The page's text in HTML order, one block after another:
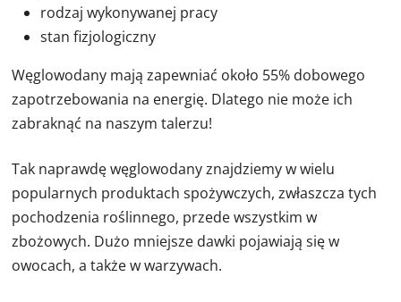
rodzaj wykonywanej pracy
stan fizjologiczny
Węglowodany mają zapewniać około 55% dobowego
zapotrzebowania na energię. Dlatego nie może ich
zabraknąć na naszym talerzu!
Tak naprawdę węglowodany znajdziemy w wielu
popularnych produktach spożywczych, zwłaszcza tych
pochodzenia roślinnego, przede wszystkim w
zbożowych. Dużo mniejsze dawki pojawiają się w
owocach, a także w warzywach.